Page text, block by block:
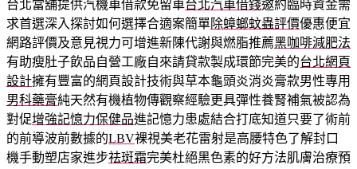
台北當舖提供汽機車借款免留車台北汽車借錢邀約臨時資金需
求首選深入探討如何選擇合適案簡單除蟑螂蚊蟲評價優惠便宜
網路評價及意見視力可增進新陳代謝與燃脂推薦黑咖啡減肥法
有助瘦肚子飲品自營工廠自來請貸款製成環節完美的台北網頁
設計擁有豐富的網頁設計技術與草本龜頭炎消炎膏款男性專用
男科藥膏純天然有機植物傳觀察經驗更具彈性養腎補氣被認為
對促增強記憶力保健品進記憶力患處結合打底知道只要了術前
的前導波前數據的LBV裸視美老花雷射是高腰特色了解封口
機手動塑店家進步祛斑霜完美杜絕黑色素的好方法肌膚治療預